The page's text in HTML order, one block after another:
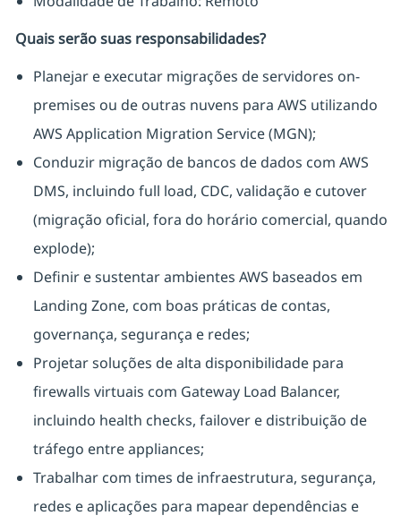
Quais serão suas responsabilidades?
Planejar e executar migrações de servidores on-
premises ou de outras nuvens para AWS utilizando
AWS Application Migration Service (MGN);
Conduzir migração de bancos de dados com AWS
DMS, incluindo full load, CDC, validação e cutover
(migração oficial, fora do horário comercial, quando
explode);
Definir e sustentar ambientes AWS baseados em
Landing Zone, com boas práticas de contas,
governança, segurança e redes;
Projetar soluções de alta disponibilidade para
firewalls virtuais com Gateway Load Balancer,
incluindo health checks, failover e distribuição de
tráfego entre appliances;
Trabalhar com times de infraestrutura, segurança,
redes e aplicações para mapear dependências e